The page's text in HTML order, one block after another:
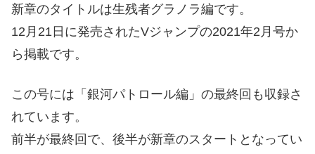
新章のタイトルは生残者グラノラ編です。
12月21日に発売されたVジャンプの2021年2月号か
ら掲載です。
この号には「銀河パトロール編」の最終回も収録さ
れています。
前半が最終回で、後半が新章のスタートとなってい